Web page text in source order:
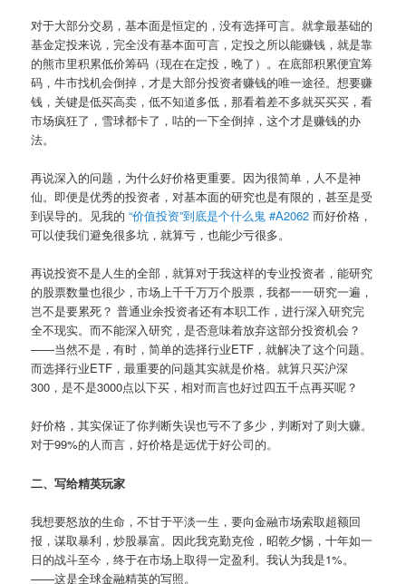
对于大部分交易，基本面是恒定的，没有选择可言。就拿最基础的
基金定投来说，完全没有基本面可言，定投之所以能赚钱，就是靠
的熊市里积累低价筹码（现在在定投，晚了）。在底部积累便宜筹
码，牛市找机会倒掉，才是大部分投资者赚钱的唯一途径。想要赚
钱，关键是低买高卖，低不知道多低，那看着差不多就买买买，看
市场疯狂了，雪球都卡了，咕的一下全倒掉，这个才是赚钱的办
法。
再说深入的问题，为什么好价格更重要。因为很简单，人不是神
仙。即便是优秀的投资者，对基本面的研究也是有限的，甚至是受
到误导的。见我的 “价值投资”到底是个什么鬼 #A2062而好价格，
可以使我们避免很多坑，就算亏，也能少亏很多。
再说投资不是人生的全部，就算对于我这样的专业投资者，能研究
的股票数量也很少，市场上千千万万个股票，我都一一研究一遍，
岂不是要累死？ 普通业余投资者还有本职工作，进行深入研究完
全不现实。而不能深入研究，是否意味着放弃这部分投资机会？
——当然不是，有时，简单的选择行业ETF，就解决了这个问题。
而选择行业ETF，最重要的问题其实就是价格。就算只买沪深
300，是不是3000点以下买，相对而言也好过四五千点再买呢？
好价格，其实保证了你判断失误也亏不了多少，判断对了则大赚。
对于99%的人而言，好价格是远优于好公司的。
二、写给精英玩家
我想要怒放的生命，不甘于平淡一生，要向金融市场索取超额回
报，谋取暴利，炒股暴富。因此我克勤克俭，昭乾夕惕，十年如一
日的战斗至今，终于在市场上取得一定盈利。我认为我是1%。
——这是全球金融精英的写照。